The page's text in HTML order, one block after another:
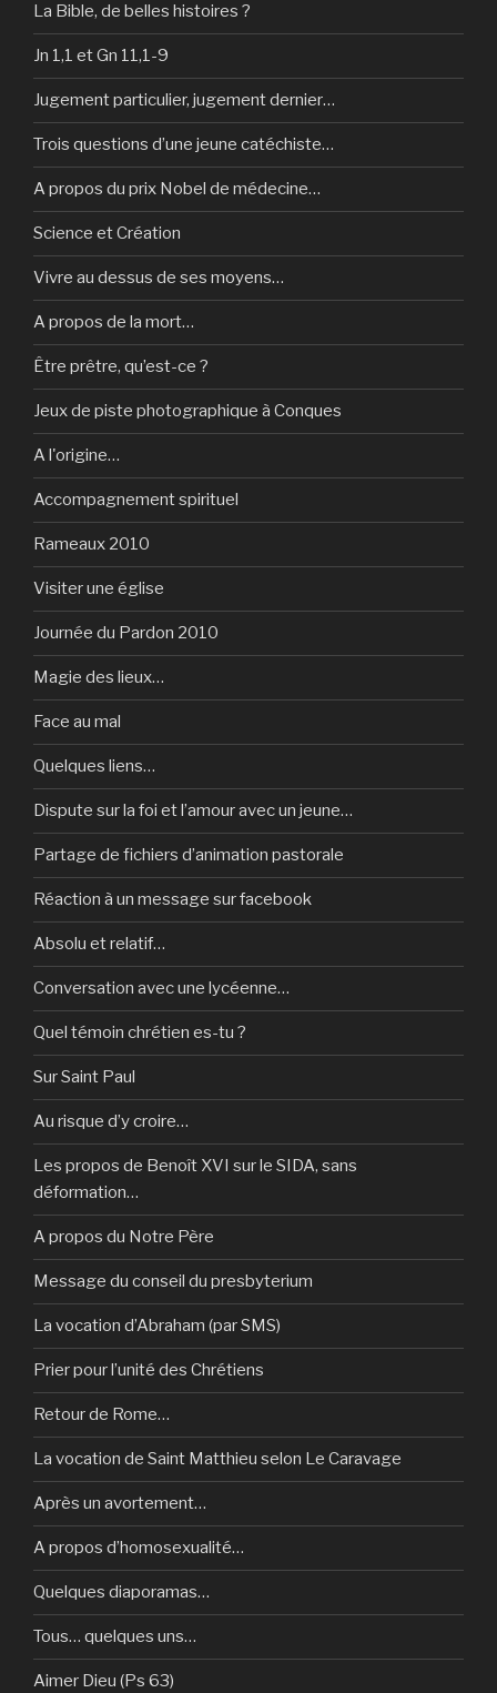
La Bible, de belles histoires ?
Jn 1,1 et Gn 11,1-9
Jugement particulier, jugement dernier…
Trois questions d’une jeune catéchiste…
A propos du prix Nobel de médecine…
Science et Création
Vivre au dessus de ses moyens…
A propos de la mort…
Être prêtre, qu’est-ce ?
Jeux de piste photographique à Conques
A l'origine…
Accompagnement spirituel
Rameaux 2010
Visiter une église
Journée du Pardon 2010
Magie des lieux…
Face au mal
Quelques liens…
Dispute sur la foi et l’amour avec un jeune…
Partage de fichiers d’animation pastorale
Réaction à un message sur facebook
Absolu et relatif…
Conversation avec une lycéenne…
Quel témoin chrétien es-tu ?
Sur Saint Paul
Au risque d’y croire…
Les propos de Benoît XVI sur le SIDA, sans
déformation…
A propos du Notre Père
Message du conseil du presbyterium
La vocation d’Abraham (par SMS)
Prier pour l’unité des Chrétiens
Retour de Rome…
La vocation de Saint Matthieu selon Le Caravage
Après un avortement…
A propos d’homosexualité…
Quelques diaporamas…
Tous… quelques uns…
Aimer Dieu (Ps 63)